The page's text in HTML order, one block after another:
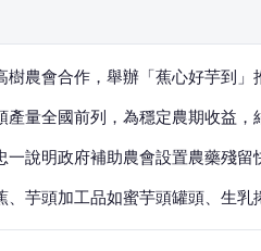
樹農會合作，舉辦「蕉心好芋到」
產量全國前列，為穩定農期收益，
一說明政府補助農會設置農藥殘
、芋頭加工品如蜜芋頭罐頭、生乳